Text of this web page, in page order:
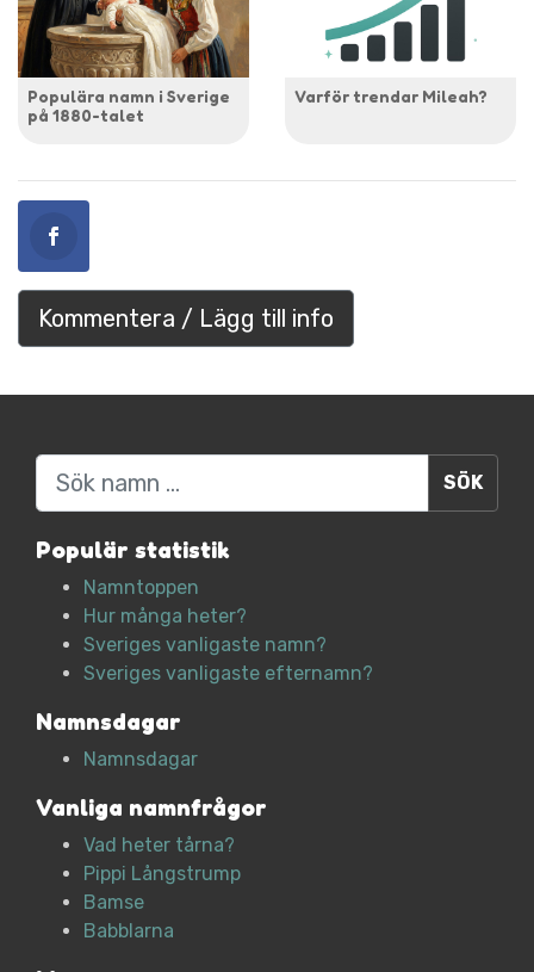
Populära namn i Sverige
på 1880-talet
Varför trendar Mileah?
Kommentera / Lägg till info
Sök
Populär statistik
Namntoppen
Hur många heter?
Sveriges vanligaste namn?
Sveriges vanligaste efternamn?
Namnsdagar
Namnsdagar
Vanliga namnfrågor
Vad heter tårna?
Pippi Långstrump
Bamse
Babblarna